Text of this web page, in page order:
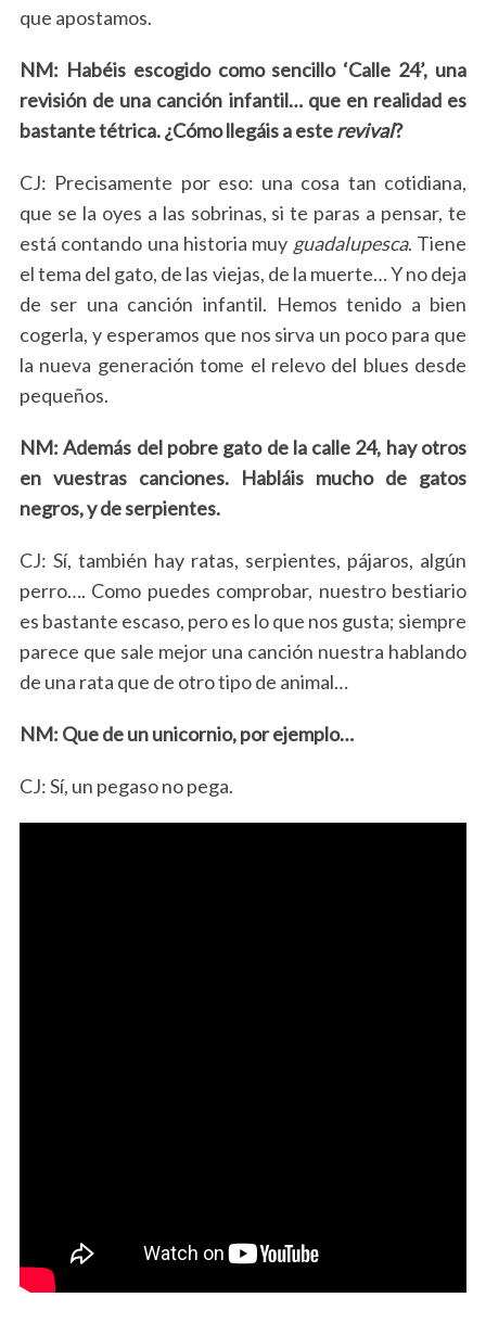
que apostamos.
NM: Habéis escogido como sencillo ‘Calle 24’, una
revisión de una canción infantil… que en realidad es
bastante tétrica. ¿Cómo llegáis a esterevival?
CJ: Precisamente por eso: una cosa tan cotidiana,
que se la oyes a las sobrinas, si te paras a pensar, te
está contando una historia muy guadalupesca. Tiene
el tema del gato, de las viejas, de la muerte… Y no deja
de ser una canción infantil. Hemos tenido a bien
cogerla, y esperamos que nos sirva un poco para que
la nueva generación tome el relevo del blues desde
pequeños.
NM: Además del pobre gato de la calle 24, hay otros
en vuestras canciones. Habláis mucho de gatos
negros, y de serpientes.
CJ: Sí, también hay ratas, serpientes, pájaros, algún
perro…. Como puedes comprobar, nuestro bestiario
es bastante escaso, pero es lo que nos gusta; siempre
parece que sale mejor una canción nuestra hablando
de una rata que de otro tipo de animal…
NM: Que de un unicornio, por ejemplo…
CJ: Sí, un pegaso no pega.